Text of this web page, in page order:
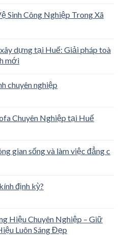
Sinh Công Nghiệp Trong Xã
dựng tại Huế: Giải pháp toà
mới
chuyên nghiệp
Chuyên Nghiệp tại Huế
gian sống và làm việc đẳng c
định kỳ?
Hiệu Chuyên Nghiệp – Giữ
Luôn Sáng Đẹp